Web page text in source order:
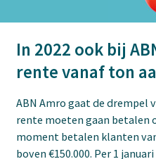
In 2022 ook bij
rente vanaf ton
ABN Amro gaat de drempel
rente moeten gaan betalen
moment betalen klanten
boven €150.000. Per 1